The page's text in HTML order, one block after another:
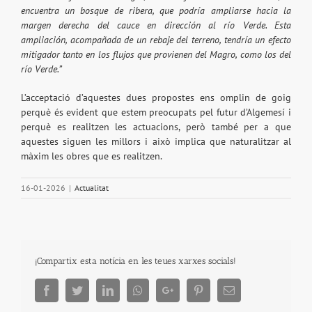
encuentra un bosque de ribera, que podría ampliarse hacia la
margen derecha del cauce en dirección al río Verde. Esta
ampliación, acompañada de un rebaje del terreno, tendría un efecto
mitigador tanto en los flujos que provienen del Magro, como los del
río Verde.”
L’acceptació d’aquestes dues propostes ens omplin de goig
perquè és evident que estem preocupats pel futur d’Algemesí i
perquè es realitzen les actuacions, però també per a que
aquestes siguen les millors i això implica que naturalitzar al
màxim les obres que es realitzen.
16-01-2026 | Actualitat
¡Compartix esta notícia en les teues xarxes socials!
FacebookTwitterLinkedInWhatsappGoogle+ PinterestEmail